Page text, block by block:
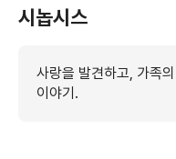
시놉시스
사랑을 발견하고, 가족
이야기.